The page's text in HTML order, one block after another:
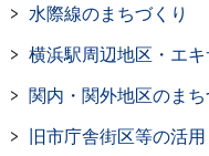
水際線のまちづくり
横浜駅周辺地区・エ
関内・関外地区のまち
旧市庁舎街区等の活用